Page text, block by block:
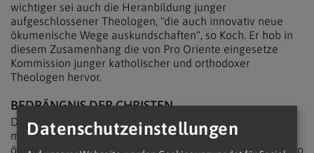
wichtiger sei auch die Heranbildung junger
aufgeschlossener Theologen, "die auch innovativ neue
ökumenische Wege auskundschaften", so Koch. Er hob in
diesem Zusamenhang die von Pro Oriente eingesetze
Kommission junger katholischer und orthodoxer
Theologen hervor.
BEDRÄNGNIS DER CHRISTEN
Die Bedrängnis der Christen, vor allem im Nahen Osten,
mache es eigentlich nicht länger möglich, einen
ökumenischen Dialog wie bisher zu führen, appellierte Pro
Datenschutzeinstellungen